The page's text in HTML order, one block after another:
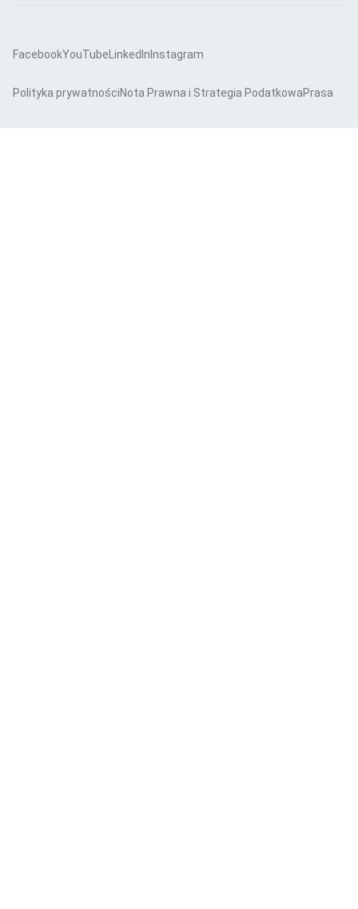
FacebookYouTubeLinkedIn Instagram
Polityka prywatnościNota Prawna i Strategia PodatkowaPrasa